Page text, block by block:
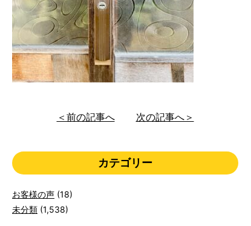
＜前の記事へ 次の記事へ＞
カテゴリー
お客様の声 (18)
未分類 (1,538)